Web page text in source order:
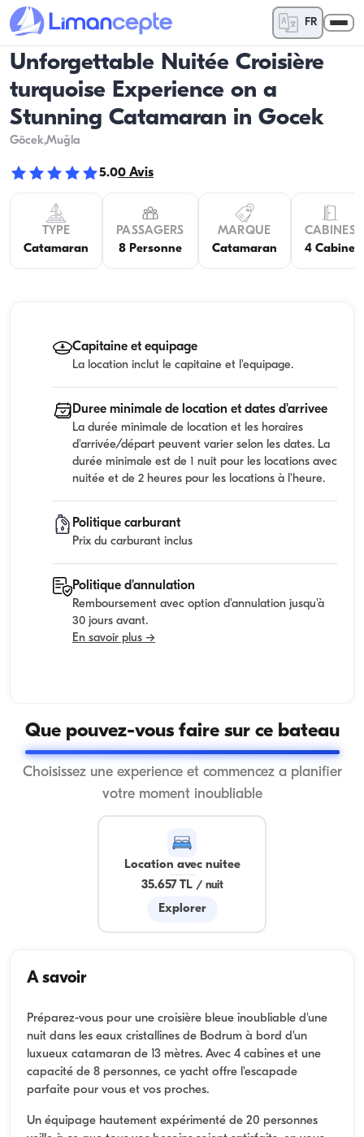
FR
Unforgettable Nuitée Croisière
turquoise Experience on a
Stunning Catamaran in Gocek
Göcek,Muğla
5.00 Avis
TYPE
Catamaran
PASSAGERS
8 Personne
MARQUE
Catamaran
CABINES
4 Cabine
Capitaine et equipage
La location inclut le capitaine et l'equipage.
Duree minimale de location et dates d'arrivee
La durée minimale de location et les horaires
d'arrivée/départ peuvent varier selon les dates. La
durée minimale est de 1 nuit pour les locations avec
nuitée et de 2 heures pour les locations à l'heure.
Politique carburant
Prix du carburant inclus
Politique d'annulation
Remboursement avec option d'annulation jusqu'à
30 jours avant.
En savoir plus →
Que pouvez-vous faire sur ce bateau
Choisissez une experience et commencez a planifier
votre moment inoubliable
Location avec nuitee
35.657 TL/ nuit
Explorer
A savoir
Préparez-vous pour une croisière bleue inoubliable d'une
nuit dans les eaux cristallines de Bodrum à bord d'un
luxueux catamaran de 13 mètres. Avec 4 cabines et une
capacité de 8 personnes, ce yacht offre l'escapade
parfaite pour vous et vos proches.
Un équipage hautement expérimenté de 20 personnes